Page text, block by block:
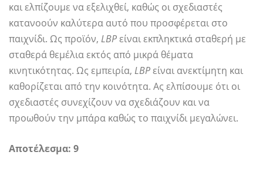
και ελπίζουμε να εξελιχθεί, καθώς οι σχεδιαστές
κατανοούν καλύτερα αυτό που προσφέρεται στο
παιχνίδι. Ως προϊόν, LBPείναι εκπληκτικά σταθερή με
σταθερά θεμέλια εκτός από μικρά θέματα
κινητικότητας. Ως εμπειρία, LBPείναι ανεκτίμητη και
καθορίζεται από την κοινότητα. Ας ελπίσουμε ότι οι
σχεδιαστές συνεχίζουν να σχεδιάζουν και να
προωθούν την μπάρα καθώς το παιχνίδι μεγαλώνει.
Αποτέλεσμα: 9